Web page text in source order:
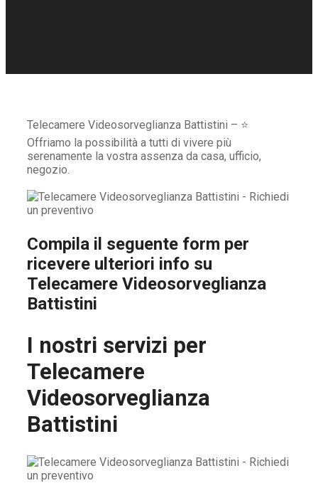
Telecamere Videosorveglianza Battistini – ⭐
Offriamo la possibilità a tutti di vivere più
serenamente la vostra assenza da casa, ufficio,
negozio.
Compila il seguente form per
ricevere ulteriori info su
Telecamere Videosorveglianza
Battistini
I nostri servizi per
Telecamere
Videosorveglianza
Battistini